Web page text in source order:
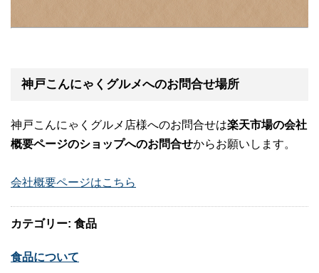
神戸こんにゃくグルメへのお問合せ場所
神戸こんにゃくグルメ店様へのお問合せは楽天市場の会社
概要ページのショップへのお問合せからお願いします。
会社概要ページはこちら
カテゴリー: 食品
食品について